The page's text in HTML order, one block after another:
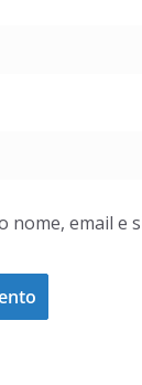
nome, email e